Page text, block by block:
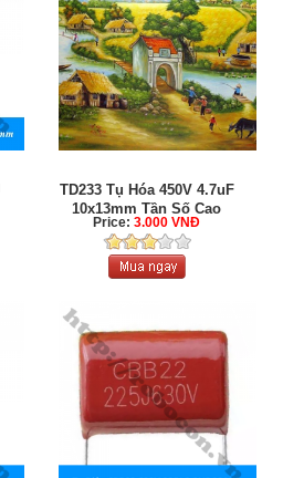
TD233 Tụ Hóa 450V 4.7uF
10x13mm Tần Số Cao
Price:3.000 VNĐ